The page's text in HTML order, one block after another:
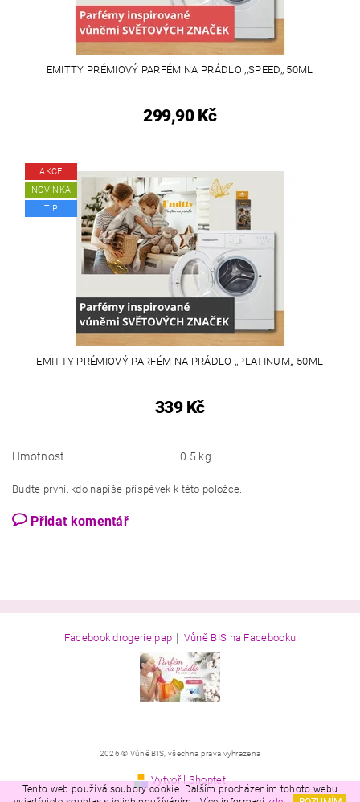
EMITTY PRÉMIOVÝ PARFÉM NA PRÁDLO ,,SPEED,, 50ML
299,90 Kč
AKCE
NOVINKA
TIP
EMITTY PRÉMIOVÝ PARFÉM NA PRÁDLO ,,PLATINUM,, 50ML
339 Kč
Hmotnost 0.5 kg
Buďte první, kdo napíše příspěvek k této položce.
Přidat komentář
Facebook drogerie pap | Vůně BIS na Facebooku
2026 © Vůně BIS, všechna práva vyhrazena
Vytvořil Shoptet
Tento web používá soubory cookie. Dalším procházením tohoto webu